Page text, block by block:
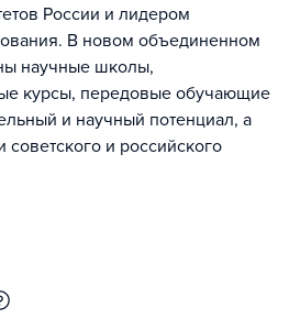
России и лидером
В новом объединенном
научные школы,
курсы, передовые обучающие
и научный потенциал, а
и российского